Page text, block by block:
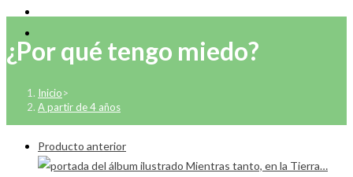
¿Por qué tengo miedo?
Inicio>
A partir de 4 años
Producto anterior